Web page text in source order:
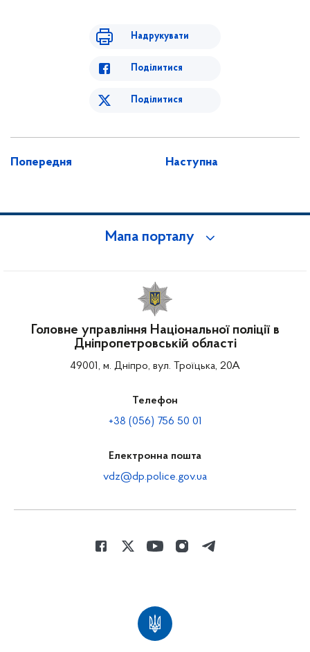
Надрукувати
Поділитися
Поділитися
Попередня Наступна
Мапа порталу
Головне управління Національної поліції в
Дніпропетровській області
49001, м. Дніпро, вул. Троїцька, 20А
Телефон
+38 (056) 756 50 01
Електронна пошта
vdz@dp.police.gov.ua